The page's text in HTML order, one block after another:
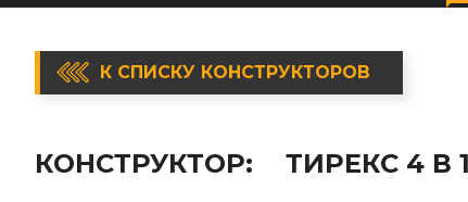
К СПИСКУ КОНСТРУКТОРОВ
КОНСТРУКТОР: ТИРЕКС 4 В